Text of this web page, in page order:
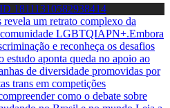
18111310582938414